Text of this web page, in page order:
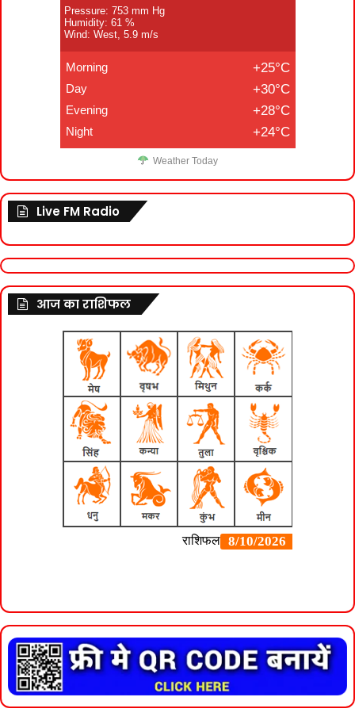
Pressure: 753 mm Hg
Humidity: 61 %
Wind: West, 5.9 m/s
Morning +25°C
Day +30°C
Evening +28°C
Night +24°C
Weather Today
Live FM Radio
आज का राशिफल